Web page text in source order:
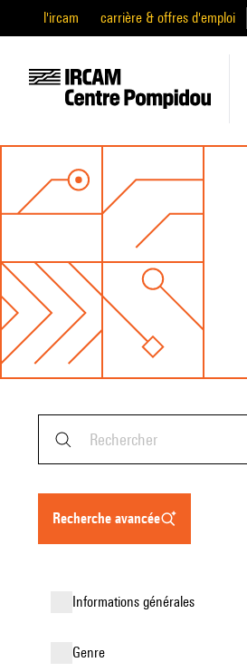
l'ircam carrière & offres d'emploi
recherche avancée
informations générales
genre